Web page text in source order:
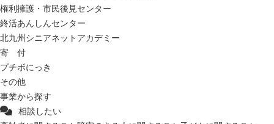
権利擁護・市民後見センター
終活あんしんセンター
北九州シニアネットアカデミー
寄 付
プチボにっき
その他
事業から探す
相談したい